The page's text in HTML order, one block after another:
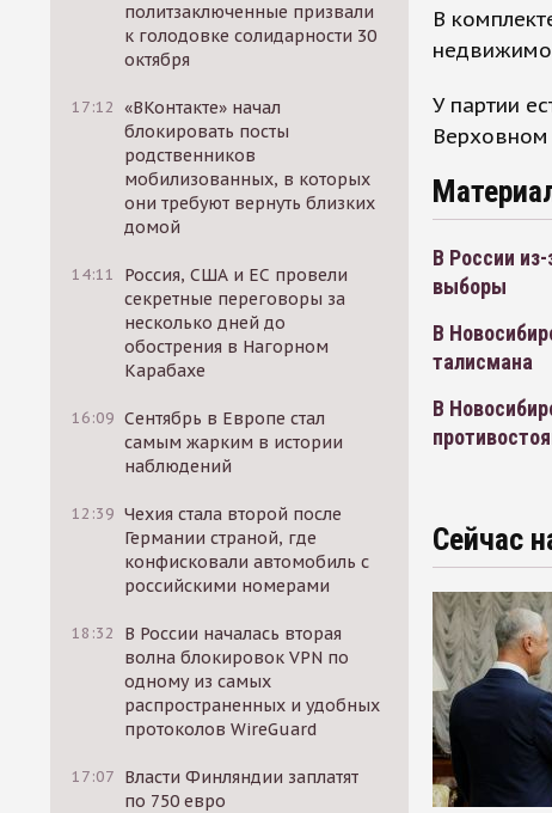
политзаключенные призвали
к голодовке солидарности 30
октября
17:12 «ВКонтакте» начал
блокировать посты
родственников
мобилизованных, в которых
они требуют вернуть близких
домой
14:11
Россия, США и ЕС провели
секретные переговоры за
несколько дней до
обострения в Нагорном
Карабахе
16:09 Сентябрь в Европе стал
самым жарким в истории
наблюдений
12:39 Чехия стала второй после
Германии страной, где
конфисковали автомобиль с
российскими номерами
18:32
В России началась вторая
волна блокировок VPN по
одному из самых
распространенных и удобных
протоколов WireGuard
17:07 Власти Финляндии заплатят
по 750 евро
В
У партии
Верховном
В России
выборы
В
талисмана
В
Сейчас